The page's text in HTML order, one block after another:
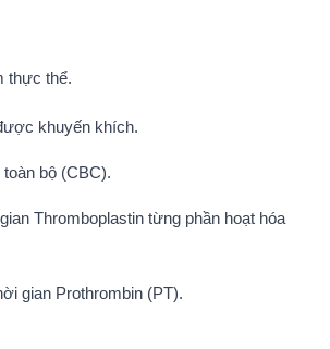
thực thể.
khuyến khích.
bộ (CBC).
Thromboplastin từng phần hoạt hóa
gian Prothrombin (PT).